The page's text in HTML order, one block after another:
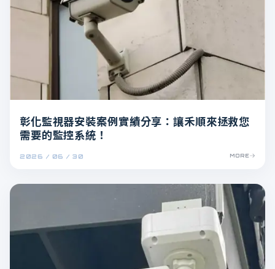
2026 / 06 / 30
彰化監視器安裝案例實績分享：讓禾順來拯救您
需要的監控系統！
MORE